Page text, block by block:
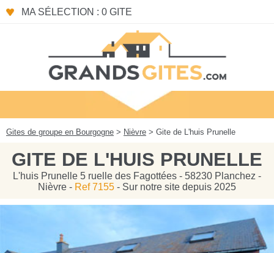
MA SÉLECTION : 0 GITE
Gites de groupe en Bourgogne > Nièvre > Gite de L'huis Prunelle
GITE DE L'HUIS PRUNELLE
L'huis Prunelle 5 ruelle des Fagottées - 58230 Planchez -
Nièvre - Ref 7155 - Sur notre site depuis 2025
Panneau de gestion des cookies